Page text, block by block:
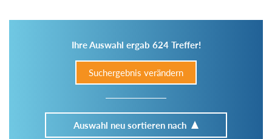
Ihre Auswahl ergab 624 Treffer!
Suchergebnis verändern
Auswahl neu sortieren nach